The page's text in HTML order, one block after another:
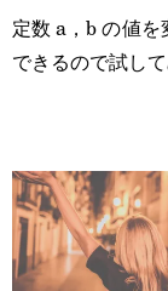
定数 a，b の値
できるので試して